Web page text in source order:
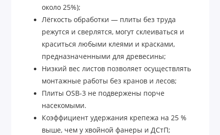
около 25%);
Лёгкость обработки — плиты без труда
режутся и сверлятся, могут склеиваться и
краситься любыми клеями и красками,
предназначенными для древесины;
Низкий вес листов позволяет осуществлять
монтажные работы без кранов и лесов;
Плиты OSB-3 не подвержены порче
насекомыми.
Коэффициент удержания крепежа на 25 %
выше, чем у хвойной фанеры и ДСтП;